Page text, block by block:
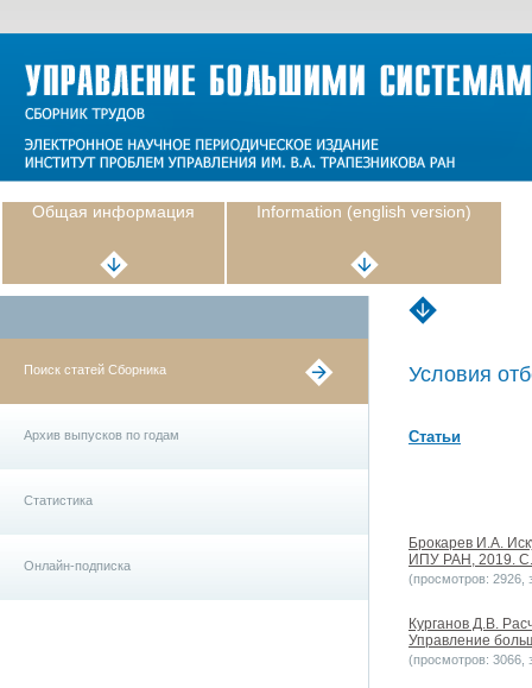
Общая информация Information (english version)
Поиск статей Сборника
Архив выпусков по годам
Статистика
Онлайн-подписка
Условия
Статьи
Брокарев И.А.
ИПУ РАН, 2019.
(просмотров: 2926,
Курганов Д.В.
Управление
(просмотров: 3066,